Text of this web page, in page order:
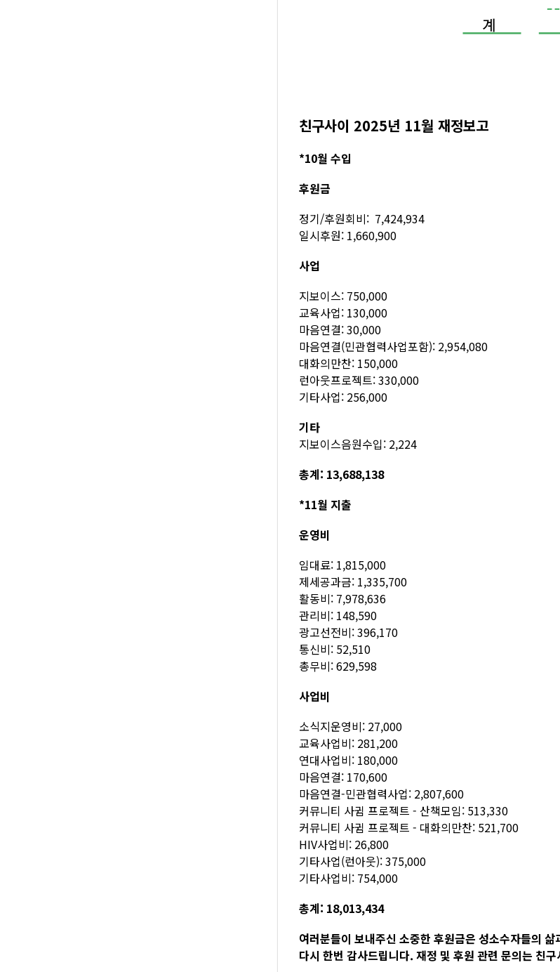
친구사이 2025년 11월 재정보고
*10월 수입
후원금
정기/후원회비: 7,424,934
일시후원: 1,660,900
사업
지보이스: 750,000
교육사업: 130,000
마음연결: 30,000
마음연결(민관협력사업포함): 2,954,080
대화의만찬: 150,000
런아웃프로젝트: 330,000
기타사업: 256,000
기타
지보이스음원수입: 2,224
총계: 13,688,138
*11월 지출
운영비
임대료: 1,815,000
제세공과금: 1,335,700
활동비: 7,978,636
관리비: 148,590
광고선전비: 396,170
통신비: 52,510
총무비: 629,598
사업비
소식지운영비: 27,000
교육사업비: 281,200
연대사업비: 180,000
마음연결: 170,600
마음연결-민관협력사업: 2,807,600
커뮤니티 사귐 프로젝트 - 산책모임: 513,330
커뮤니티 사귐 프로젝트 - 대화의만찬: 521,700
HIV사업비: 26,800
기타사업(런아웃): 375,000
기타사업비: 754,000
총계: 18,013,434
여러분들이 보내주신 소중한 후원금은 성소수자들의
다시 한번 감사드립니다. 재정 및 후원 관련 문의는 친